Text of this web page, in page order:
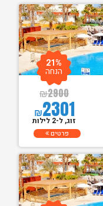
₪2900
₪2301
21%
הנחה
זוג, ל-2 לילות
פרטים